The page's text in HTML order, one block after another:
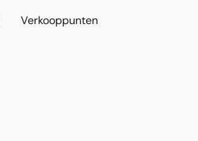
Verkooppunten